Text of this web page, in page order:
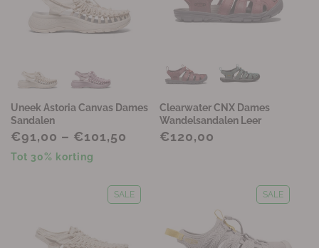
Uneek Astoria Canvas Dames
Sandalen
€91,00 – €101,50
Tot 30% korting
Clearwater CNX Dames
Wandelsandalen Leer
€120,00
SALE SALE